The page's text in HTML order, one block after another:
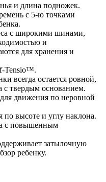
и длина подножек.
с 5-ю точками
с широкими шинами,
и
для хранения и
Tensio™.
всегда остается ровной,
с твердым основанием.
движения по неровной
по высоте и углу наклона.
с повышенным
затылочную
ребенку.